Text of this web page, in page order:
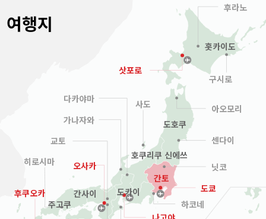
여행지
홋카이도
도호쿠
호쿠리쿠 신에쓰
간토
도카이
간사이
주고쿠
삿포로
도쿄
오사카
후쿠오카
후라노
구시로
아오모리
센다이
닛코
하코네
사도
다카야마
가나자와
교토
히로시마